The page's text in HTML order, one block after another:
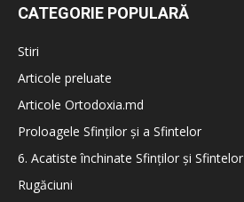
CATEGORIE POPULARĂ
Stiri
Articole preluate
Articole Ortodoxia.md
Proloagele Sfinților și a Sfintelor
6. Acatiste închinate Sfinților și Sfintelor
Rugăciuni